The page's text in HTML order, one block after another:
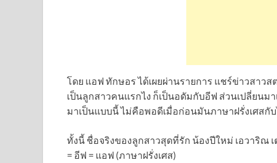
โดย แอฟ ทักษอร ได้เผยผ่านรายการ แชร์ข่าวสา
เป็นลูกสาวคนแรกไง ก็เป็นอดัมกับอีฟ ส่วนเปลี่ยน
มาเป็นแบบนี้ ไม่คือพอดีเมื่อก่อนมันภาษาฝรั่งเศสกับ
ทั้งนี้ ชื่อจริงของลูกสาวสุดที่รัก น้องปีใหม่ เอวาริณ
= อีฟ = แอฟ (ภาษาฝรั่งเศส)